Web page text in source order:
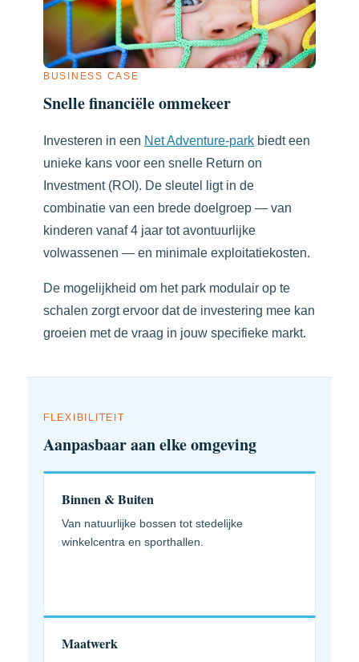
BUSINESS CASE
Snelle financiële ommekeer
Investeren in een Net Adventure-park biedt een
unieke kans voor een snelle Return on
Investment (ROI). De sleutel ligt in de
combinatie van een brede doelgroep — van
kinderen vanaf 4 jaar tot avontuurlijke
volwassenen — en minimale exploitatiekosten.
De mogelijkheid om het park modulair op te
schalen zorgt ervoor dat de investering mee kan
groeien met de vraag in jouw specifieke markt.
FLEXIBILITEIT
Aanpasbaar aan elke omgeving
Binnen & Buiten
Van natuurlijke bossen tot stedelijke
winkelcentra en sporthallen.
Maatwerk